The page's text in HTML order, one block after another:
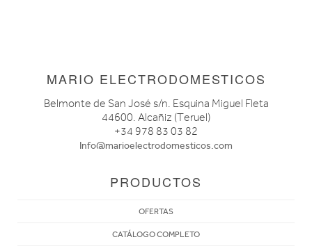
MARIO ELECTRODOMESTICOS
Belmonte de San José s/n. Esquina Miguel Fleta
44600. Alcañiz (Teruel)
+34 978 83 03 82
Info@marioelectrodomesticos.com
PRODUCTOS
OFERTAS
CATÁLOGO COMPLETO